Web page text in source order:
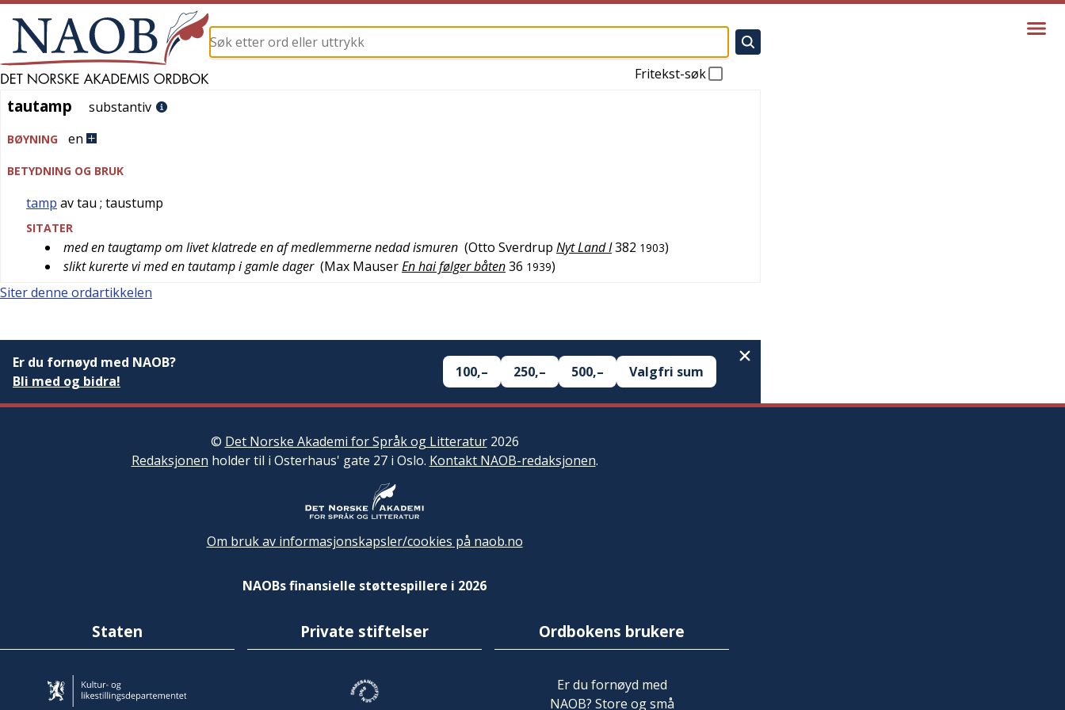
Fritekst-søk
tautamp
tautamp substantiv
BØYNING en
BETYDNING OG BRUK
tamp av tau ; taustump
SITATER
med en taugtamp om livet klatrede en af medlemmerne nedad ismuren (Otto Sverdrup Nyt Land I382 1903)
slikt kurerte vi med en tautamp i gamle dager (Max MauserEn hai følger båten36 1939)
Siter denne ordartikkelen
Er du fornøyd med NAOB?
Bli med og bidra!
100,– 250,– 500,– Valgfri sum
© Det Norske Akademi for Språk og Litteratur2026
Redaksjonen holder til i Osterhaus' gate 27 i Oslo. Kontakt NAOB-redaksjonen.
Om bruk av informasjonskapsler/cookies på naob.no
NAOBs finansielle støttespillere i 2026
Staten Private stiftelser Ordbokens brukere
Er du fornøyd med
NAOB? Store og små